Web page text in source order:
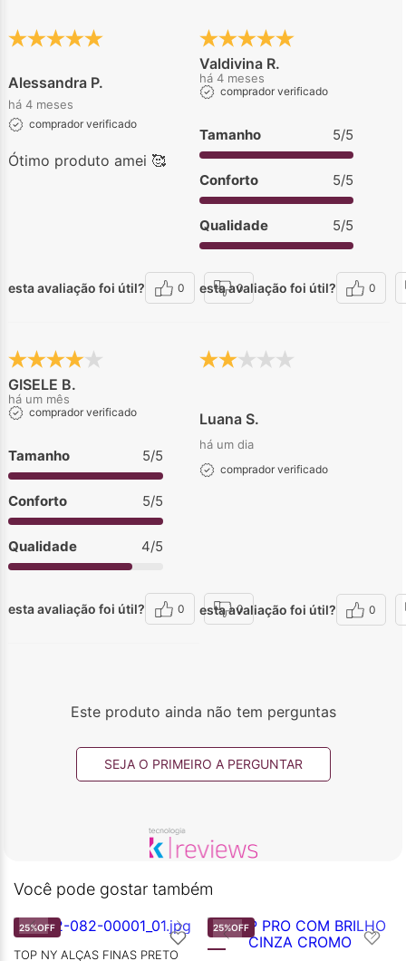
Alessandra P.
há 4 meses
comprador verificado
Ótimo produto amei 🥰
esta avaliação foi útil? 0 0
Valdivina R.
há 4 meses
comprador verificado
Tamanho 5/5
Conforto 5/5
Qualidade 5/5
esta avaliação foi útil? 0
GISELE B.
há um mês
comprador verificado
Tamanho 5/5
Conforto 5/5
Qualidade 4/5
esta avaliação foi útil? 0 0
Luana S.
há um dia
comprador verificado
esta avaliação foi útil? 0
Este produto ainda não tem perguntas
SEJA O PRIMEIRO A PERGUNTAR
Você pode gostar também
25%OFF
TOP NY ALÇAS FINAS PRETO
25%OFF